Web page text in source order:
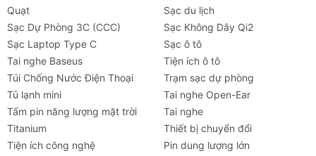
Quạt
Sạc du lịch
Sạc Dự Phòng 3C (CCC)
Sạc Không Dây Qi2
Sạc Laptop Type C
Sạc ô tô
Tai nghe Baseus
Tiện ích ô tô
Túi Chống Nước Điện Thoại
Trạm sạc dự phòng
Tủ lạnh mini
Tai nghe Open-Ear
Tấm pin năng lượng mặt trời
Tai nghe
Titanium
Thiết bị chuyển đổi
Tiện ích công nghệ
Pin dung lượng lớn